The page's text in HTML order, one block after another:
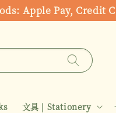
Apple Pay, Credit
文具 | Stationery